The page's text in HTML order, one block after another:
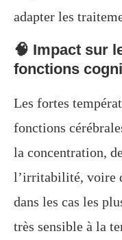
adapter les
🧠 Impact sur
fonctions
Les fortes
fonctions
la concentration,
l’irritabilité, voire
dans les cas les
très sensible à la